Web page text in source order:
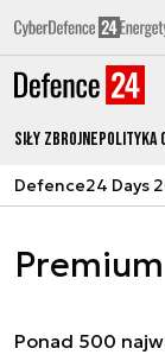
Siły zbrojnePolityka
Defence24 Days
Premium
Ponad 500